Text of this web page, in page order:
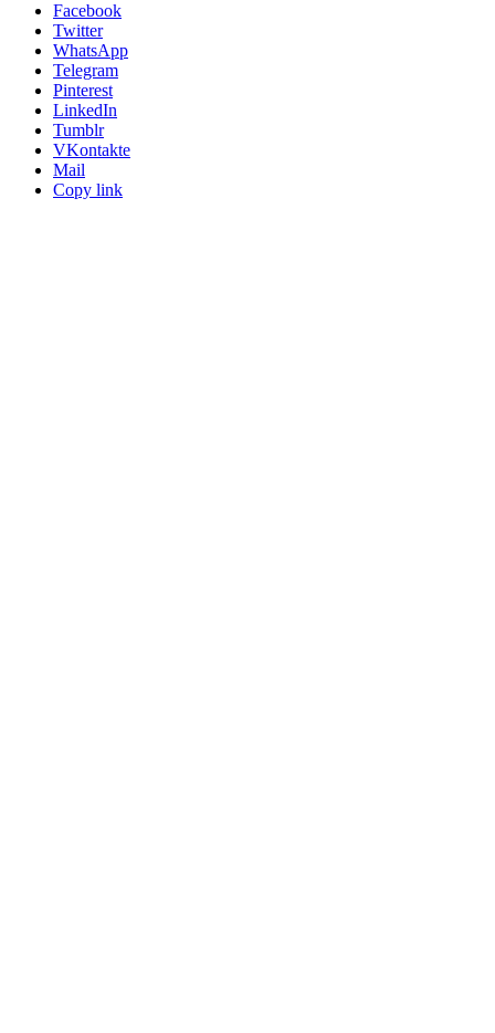
Facebook
Twitter
WhatsApp
Telegram
Pinterest
LinkedIn
Tumblr
VKontakte
Mail
Copy link